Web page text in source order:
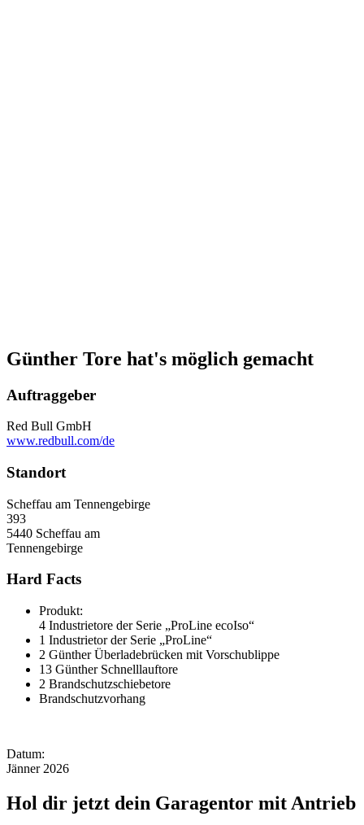
Günther Tore hat's möglich gemacht
Auftraggeber
Red Bull GmbH
www.redbull.com/de
Standort
Scheffau am Tennengebirge
393
5440 Scheffau am
Tennengebirge
Hard Facts
Produkt:
4 Industrietore der Serie „ProLine ecoIso“
1 Industrietor der Serie „ProLine“
2 Günther Überladebrücken mit Vorschublippe
13 Günther Schnelllauftore
2 Brandschutzschiebetore
Brandschutzvorhang
Datum:
Jänner 2026
Hol dir jetzt dein Garagentor mit Antrieb